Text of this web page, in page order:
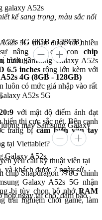
kế sang trọng, màu sắc nổi
5G nhận được rất nhiều
nâng cấp của con chip
hình Samsung Galaxy A52s
6.5 inchesrộng lớn kèm với
với mật độ điểm ảnh đạt
hiển thị cực sắc nét. Bên cạnh
trang bịcảm biến vân tay
chip Snapdragon 778G chính
Galaxy A52s 5G nhận
bị tùy chọn bộ nhớRAM
trải nghiệm chơi game, làm
A52s 4G (8GB - 128GB)
trường?
4G (8GB - 128GB)
luôn có mức giá nhập vào rất
máy Samsung Galaxy
tại Viettablet?
yêu cầu kỹ thuật viên tại
và khách được 7 ngày sử
ngay tại chỗ, đảm bảo